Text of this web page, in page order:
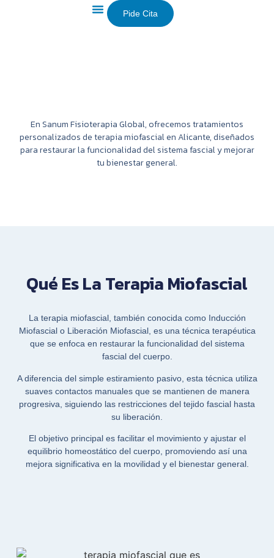
Pide Cita
En Sanum Fisioterapia Global, ofrecemos tratamientos
personalizados de terapia miofascial en Alicante, diseñados
para restaurar la funcionalidad del sistema fascial y mejorar
tu bienestar general.
Qué Es La Terapia Miofascial
La terapia miofascial, también conocida como Inducción
Miofascial o Liberación Miofascial, es una técnica terapéutica
que se enfoca en restaurar la funcionalidad del sistema
fascial del cuerpo.
A diferencia del simple estiramiento pasivo, esta técnica utiliza
suaves contactos manuales que se mantienen de manera
progresiva, siguiendo las restricciones del tejido fascial hasta
su liberación.
El objetivo principal es facilitar el movimiento y ajustar el
equilibrio homeostático del cuerpo, promoviendo así una
mejora significativa en la movilidad y el bienestar general.